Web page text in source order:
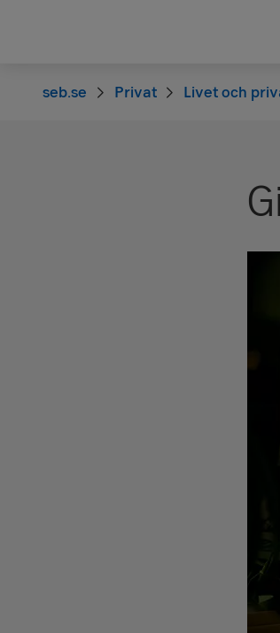
seb.se Privat Livet och